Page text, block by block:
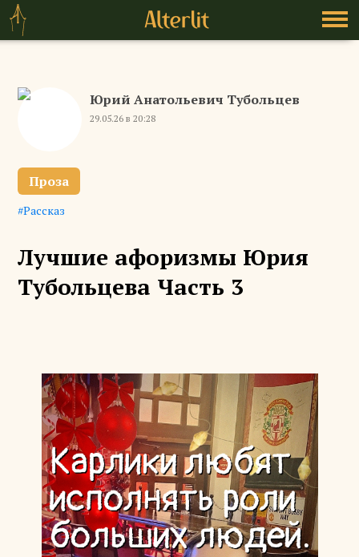
Юрий Анатольевич Тубольцев
29.05.26 в 20:28
Проза
Рассказ
Лучшие афоризмы Юрия
Тубольцева Часть 3